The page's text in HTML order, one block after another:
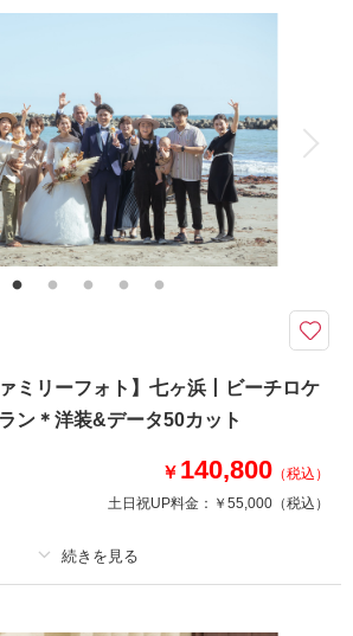
ン データ 100 カット
会食 挙式
家族用衣装レンタル ペットと撮影
その他含むもの
費が発生する場合は実費となりますので予めご了
仙台の“本物の舞台”で挙式さながらに。ご家族も
金なし。
の舞台で、和装もドレスも撮れる贅沢フォト婚。
番用白無垢＆紋付き袴と、ドレス＆タキシードを
撮影日：2024年5月27日
撮影場所：ホテルモントレ仙台（仙台）（宮
ミリーフォト】七ヶ浜丨ビーチロケ
ン＊洋装&データ50カット
￥ 140,800 （税込）
土日祝UP料金： ￥55,000 （税込）